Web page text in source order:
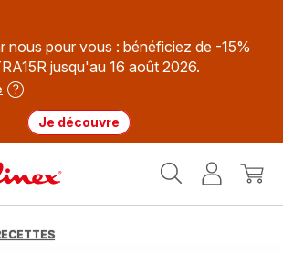
nous pour vous : bénéficiez de -15%
jusqu'au 16 août 2026.
Je découvre
MonMon